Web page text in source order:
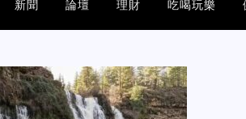
新聞 論壇 理財 吃喝玩樂